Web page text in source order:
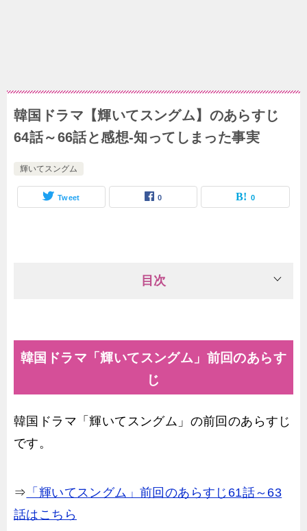
韓国ドラマ【輝いてスングム】のあらすじ
64話～66話と感想-知ってしまった事実
輝いてスングム
Tweet 0 0
目次
韓国ドラマ「輝いてスングム」前回のあらす
じ
韓国ドラマ「輝いてスングム」の前回のあらすじ
です。
⇒ 「輝いてスングム」前回のあらすじ61話～63
話はこちら